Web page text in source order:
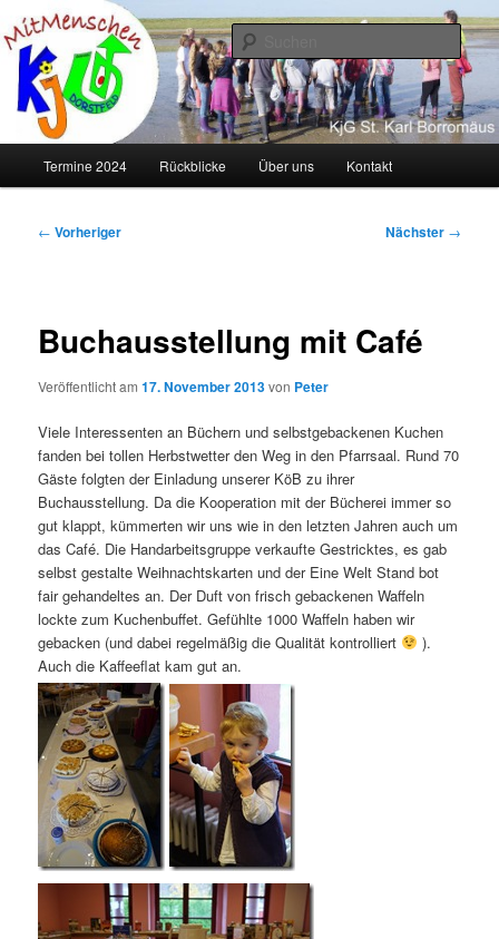
Zum
primären
Inhalt
springenKJG Dorstfeld
Termine 2024 Rückblicke Über uns Kontakt
Beitragsnavigation
← Vorheriger Nächster →
Buchausstellung mit Café
Veröffentlicht am17. November 2013von Peter
Viele Interessenten an Büchern und selbstgebackenen Kuchen
fanden bei tollen Herbstwetter den Weg in den Pfarrsaal. Rund 70
Gäste folgten der Einladung unserer KöB zu ihrer
Buchausstellung. Da die Kooperation mit der Bücherei immer so
gut klappt, kümmerten wir uns wie in den letzten Jahren auch um
das Café. Die Handarbeitsgruppe verkaufte Gestricktes, es gab
selbst gestalte Weihnachtskarten und der Eine Welt Stand bot
fair gehandeltes an. Der Duft von frisch gebackenen Waffeln
lockte zum Kuchenbuffet. Gefühlte 1000 Waffeln haben wir
gebacken (und dabei regelmäßig die Qualität kontrolliert
).
Auch die Kaffeeflat kam gut an.